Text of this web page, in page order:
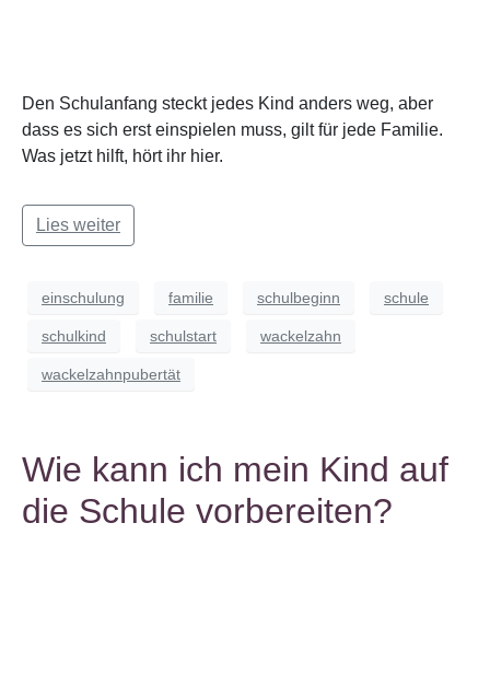
Den Schulanfang steckt jedes Kind anders weg, aber
dass es sich erst einspielen muss, gilt für jede Familie.
Was jetzt hilft, hört ihr hier.
Lies weiter
einschulung familie schulbeginn schule
schulkind schulstart wackelzahn
wackelzahnpubertät
Wie kann ich mein Kind auf
die Schule vorbereiten?